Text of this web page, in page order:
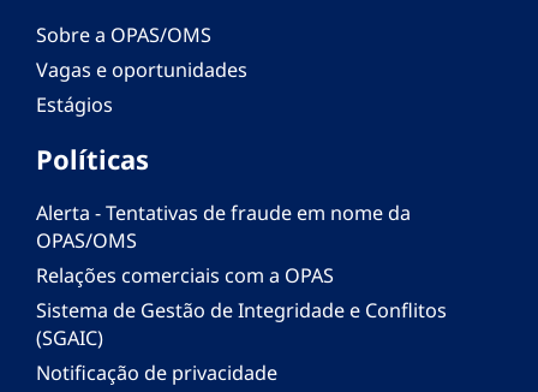
Sobre a OPAS/OMS
Vagas e oportunidades
Estágios
Políticas
Alerta - Tentativas de fraude em nome da
OPAS/OMS
Relações comerciais com a OPAS
Sistema de Gestão de Integridade e Conflitos
(SGAIC)
Notificação de privacidade